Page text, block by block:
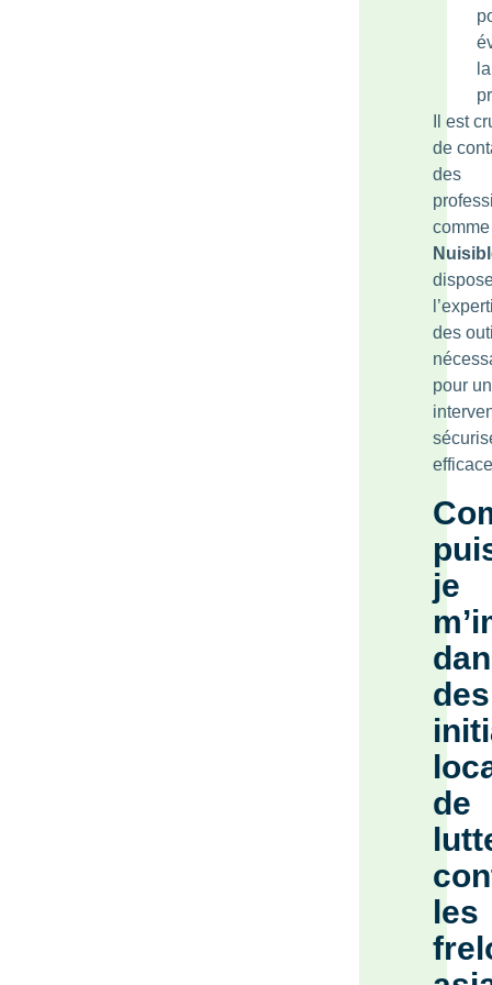
la
Il est
de
des
comme
des
pour
je
des
de
les